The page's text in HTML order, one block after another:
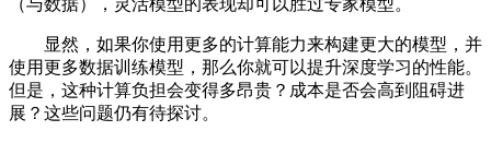
（与数据），灵活模型的表现却可以胜过专家模型。
显然，如果你使用更多的计算能力来构建更大的模型，并
使用更多数据训练模型，那么你就可以提升深度学习的性能。
但是，这种计算负担会变得多昂贵？成本是否会高到阻碍进
展？这些问题仍有待探讨。